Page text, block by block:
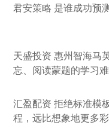
君安策略 是谁成功预
天盛投资 惠州智海马
忘、阅读蒙题的学习
汇盈配资 拒绝标准模
程，远比想象地更多彩